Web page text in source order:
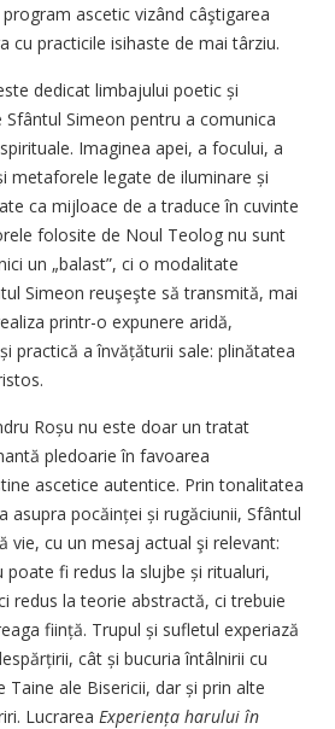
ascetic vizând câştigarea
cu practicile isihaste de mai târziu.
dedicat limbajului poetic și
Simeon pentru a comunica
Imaginea apei, a focului, a
metaforele legate de iluminare și
ca mijloace de a traduce în cuvinte
folosite de Noul Teolog nu sunt
un „balast”, ci o modalitate
Simeon reuşeşte să transmită, mai
printr-o expunere aridă,
practică a învățăturii sale: plinătatea
Roșu nu este doar un tratat
pledoarie în favoarea
ascetice autentice. Prin tonalitatea
asupra pocăinței și rugăciunii, Sfântul
vie, cu un mesaj actual şi relevant:
fi redus la sluj­be și ritualuri,
redus la teorie abstractă, ci trebuie
ființă. Trupul și sufletul experiază
cât și bucuria întâlnirii cu
Taine ale Bisericii, dar și prin alte
Lucrarea Experiența harului în